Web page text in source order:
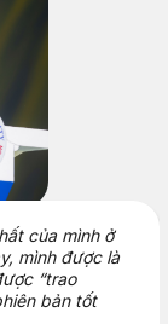
5 năm
điểm
được.
Chúng ta
Hãy tự